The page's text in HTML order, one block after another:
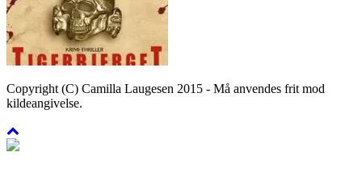
Copyright (C) Camilla Laugesen 2015 - Må anvendes frit mod
kildeangivelse.